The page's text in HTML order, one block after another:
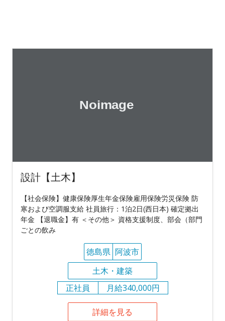
設計【土木】
【社会保険】健康保険厚生年金保険雇用保険労災保険 防
寒および空調服支給 社員旅行：1泊2日(西日本) 確定拠出
年金 【退職金】有 ＜その他＞ 資格支援制度、部会（部門
ごとの飲み
徳島県 阿波市
土木・建築
正社員
月給340,000円
詳細を見る